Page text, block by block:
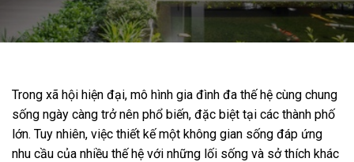
Trong xã hội hiện đại, mô hình gia đình đa thế hệ cùng chung
sống ngày càng trở nên phổ biến, đặc biệt tại các thành phố
lớn. Tuy nhiên, việc thiết kế một không gian sống đáp ứng
nhu cầu của nhiều thế hệ với những lối sống và sở thích khác